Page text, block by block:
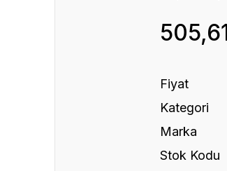
Fiyat
Kategori
Marka
Stok Kodu